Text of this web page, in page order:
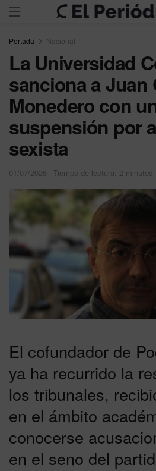
Portada Nacional
La Universidad
sanciona a Juan
Monedero con
suspensión por
sexista
01/07/2026 Tiempo de lectura: 2 minutos
El cofundador de
ya ha recurrido la
los tribunales,
en el ámbito
conocerse
en el seno del